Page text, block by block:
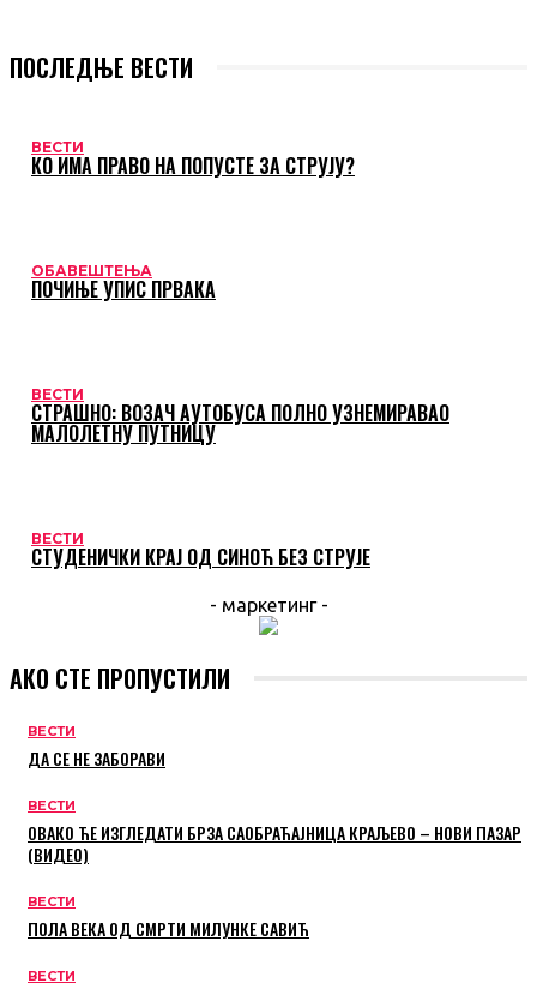
ПОСЛЕДЊЕ ВЕСТИ
ВЕСТИ
КО ИМА ПРАВО НА ПОПУСТЕ ЗА СТРУЈУ?
ОБАВЕШТЕЊА
ПОЧИЊЕ УПИС ПРВАКА
ВЕСТИ
СТРАШНО: ВОЗАЧ АУТОБУСА ПОЛНО УЗНЕМИРАВАО
МАЛОЛЕТНУ ПУТНИЦУ
ВЕСТИ
СТУДЕНИЧКИ КРАЈ ОД СИНОЋ БЕЗ СТРУЈЕ
- маркетинг -
АКО СТЕ ПРОПУСТИЛИ
ВЕСТИ
ДА СЕ НЕ ЗАБОРАВИ
ВЕСТИ
ОВАКО ЋЕ ИЗГЛЕДАТИ БРЗА САОБРАЋАЈНИЦА КРАЉЕВО – НОВИ ПАЗАР
(ВИДЕО)
ВЕСТИ
ПОЛА ВЕКА ОД СМРТИ МИЛУНКЕ САВИЋ
ВЕСТИ